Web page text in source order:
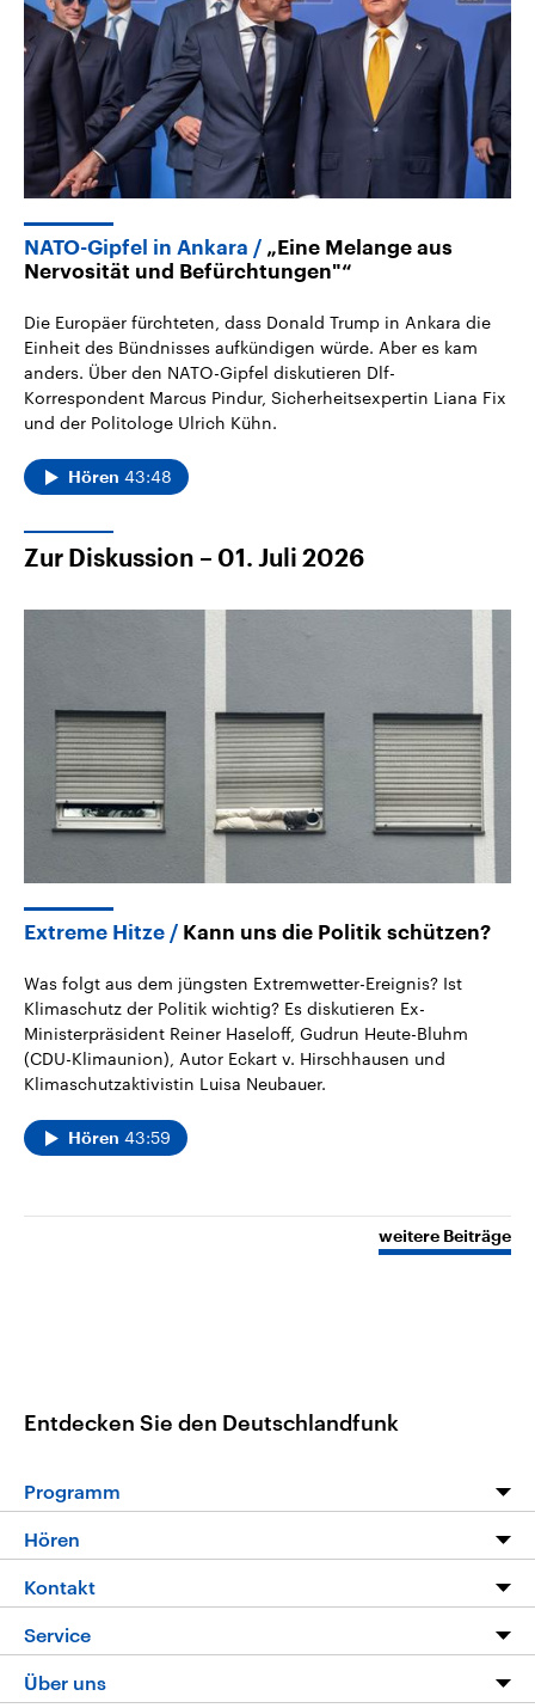
NATO-Gipfel in Ankara
„Eine Melange aus
Nervosität und Befürchtungen"“
Die Europäer fürchteten, dass Donald Trump in Ankara die
Einheit des Bündnisses aufkündigen würde. Aber es kam
anders. Über den NATO-Gipfel diskutieren Dlf-
Korrespondent Marcus Pindur, Sicherheitsexpertin Liana Fix
und der Politologe Ulrich Kühn.
Hören 43:48
Zur Diskussion – 01. Juli 2026
Extreme Hitze Kann uns die Politik schützen?
Was folgt aus dem jüngsten Extremwetter-Ereignis? Ist
Klimaschutz der Politik wichtig? Es diskutieren Ex-
Ministerpräsident Reiner Haseloff, Gudrun Heute-Bluhm
(CDU-Klimaunion), Autor Eckart v. Hirschhausen und
Klimaschutzaktivistin Luisa Neubauer.
Hören 43:59
weitere Beiträge
Entdecken Sie den Deutschlandfunk
Programm
Programm
Die Nachrichten
Nachrichtenleicht
Neue Beiträge auf dlf.de
Hören
Livestream
Podcasts
Deutschlandfunk App
Kontakt
Hörerservice
Service
FAQ
Über uns